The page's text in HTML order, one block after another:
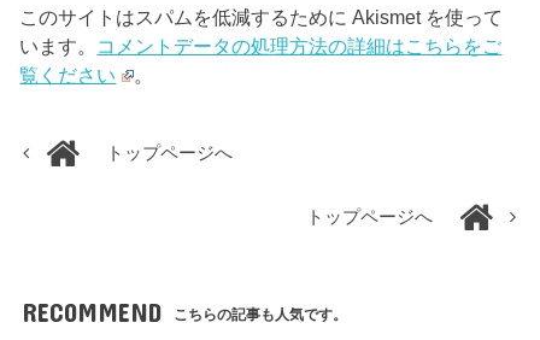
このサイトはスパムを低減するために Akismet を使って
います。 コメントデータの処理方法の詳細はこちらをご
覧ください
。
トップページへ
トップページへ
RECOMMEND こちらの記事も人気です。